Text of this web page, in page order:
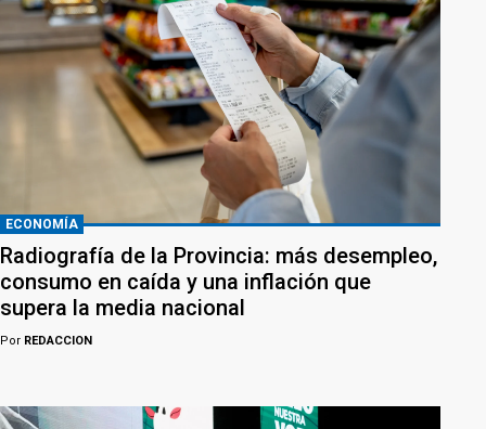
ECONOMÍA
Radiografía de la Provincia: más desempleo,
consumo en caída y una inflación que
supera la media nacional
Por REDACCION